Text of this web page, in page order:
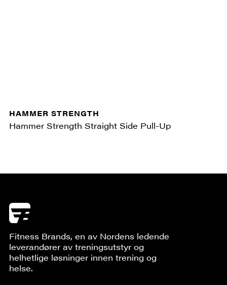
HAMMER STRENGTH
Hammer Strength Straight Side Pull-Up
Fitness Brands, en av Nordens ledende
leverandører av treningsutstyr og
helhetlige løsninger innen trening og
helse.